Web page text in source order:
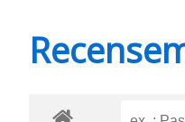
THÉNAC